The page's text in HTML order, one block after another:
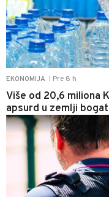
EKONOMIJA Pre 8 h
Više od 20,6 miliona
apsurd u zemlji